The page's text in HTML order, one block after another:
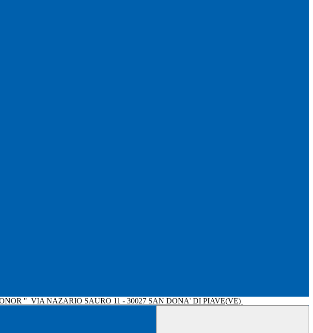
" VIA NAZARIO SAURO 11 - 30027 SAN DONA' DI PIAVE(VE)